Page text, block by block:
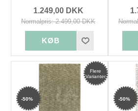
1.249,00 DKK
Normalpris: 2.499,00 DKK
-50%
Flere
Varianter
-50%